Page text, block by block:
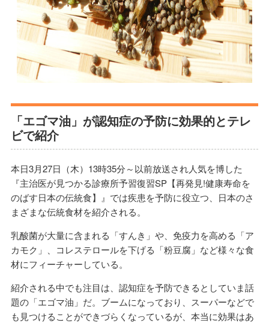
「エゴマ油」が認知症の予防に効果的とテレ
ビで紹介
本日3月27日（木）13時35分～以前放送され人気を博した
『主治医が見つかる診療所予習復習SP【再発見!健康寿命を
のばす日本の伝統食】』では疾患を予防に役立つ、日本のさ
まざまな伝統食材を紹介される。
乳酸菌が大量に含まれる「すんき」や、免疫力を高める「ア
カモク」、コレステロールを下げる「粉豆腐」など様々な食
材にフィーチャーしている。
紹介される中でも注目は、認知症を予防できるとしていま話
題の「エゴマ油」だ。ブームになっており、スーパーなどで
も見つけることができづらくなっているが、本当に効果はあ